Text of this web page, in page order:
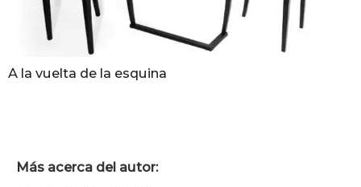
A la vuelta de la esquina
Más acerca del autor: